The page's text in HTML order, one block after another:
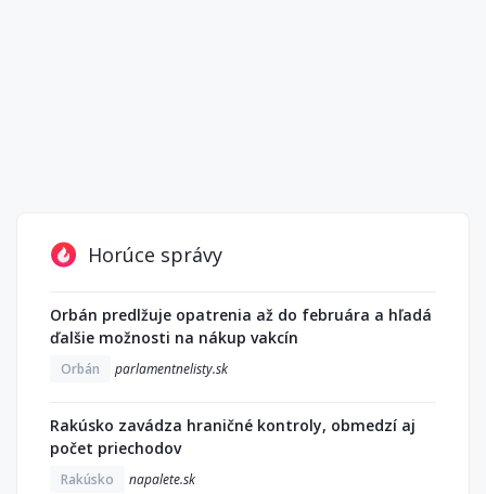
Horúce správy
Orbán predlžuje opatrenia až do februára a hľadá
ďalšie možnosti na nákup vakcín
Orbán parlamentnelisty.sk
Rakúsko zavádza hraničné kontroly, obmedzí aj
počet priechodov
Rakúsko napalete.sk